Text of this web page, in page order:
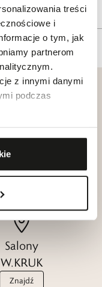
treści
i
o tym, jak
partnerom
z innymi danymi
podczas
Katalogi
W.KRUK
Zobacz
Salony
W.KRUK
Znajdź